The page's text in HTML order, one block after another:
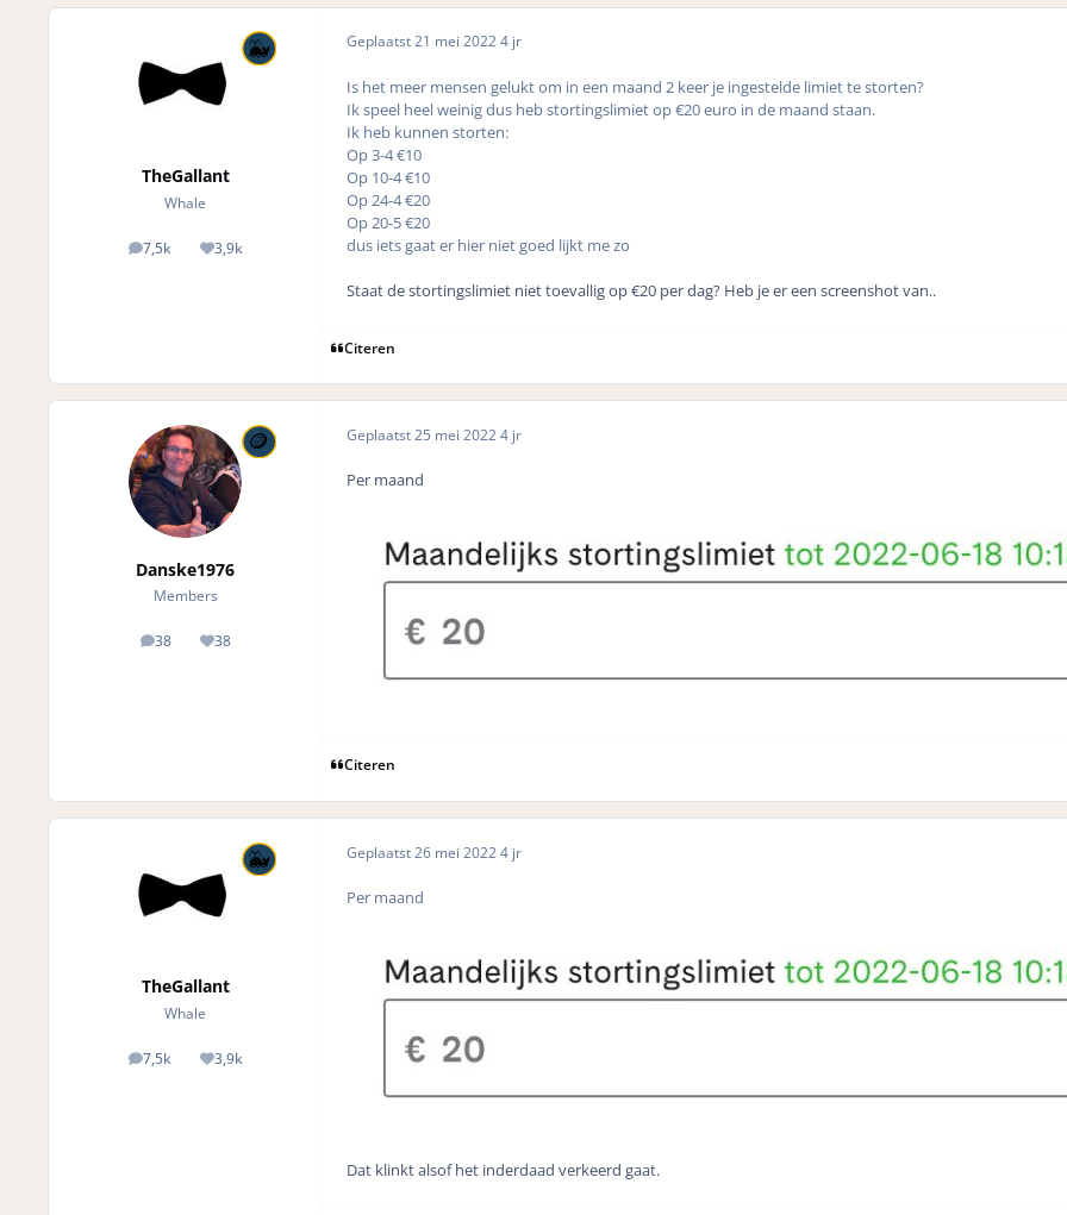
TheGallant
Whale
7,5k
posts 3,9k
Reputation
Geplaatst21 mei 20224 jr
Is het meer mensen gelukt om in een maand 2 keer je ingestelde limiet te storten?
Ik speel heel weinig dus heb stortingslimiet op €20 euro in de maand staan.
Ik heb kunnen storten:
Op 3-4 €10
Op 10-4 €10
Op 24-4 €20
Op 20-5 €20
dus iets gaat er hier niet goed lijkt me zo
Staat de stortingslimiet niet toevallig op €20 per dag? Heb je er een screenshot van..
Citeren
Danske1976
Members
38
posts 38
Reputation
Geplaatst25 mei 20224 jr
Per maand
Citeren
TheGallant
Whale
7,5k
posts 3,9k
Reputation
Geplaatst26 mei 20224 jr
Per maand
Dat klinkt alsof het inderdaad verkeerd gaat.